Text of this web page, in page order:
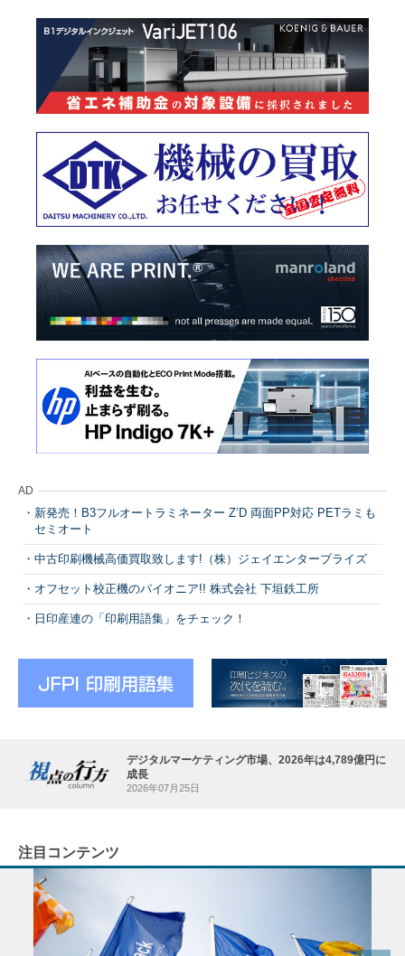
AD
新発売！B3フルオートラミネーター Z’D 両面PP対応 PETラミも
セミオート
中古印刷機械高価買取致します!（株）ジェイエンタープライズ
オフセット校正機のパイオニア!! 株式会社 下垣鉄工所
日印産連の「印刷用語集」をチェック！
デジタルマーケティング市場、2026年は4,789億円に
成長
2026年07月25日
注目コンテンツ